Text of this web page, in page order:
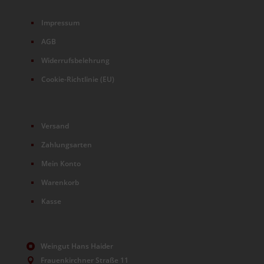
Impressum
AGB
Widerrufsbelehrung
Cookie-Richtlinie (EU)
Versand
Zahlungsarten
Mein Konto
Warenkorb
Kasse
 Weingut Hans Haider
 Frauenkirchner Straße 11